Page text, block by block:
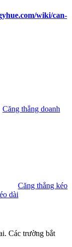
wiki/can-
Căng thẳng doanh
Căng thẳng kéo
dài
Các trường bắt